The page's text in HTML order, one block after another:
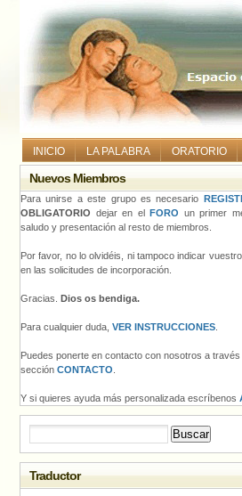
INICIO LA PALABRA ORATORIO
Nuevos Miembros
Para unirse a este grupo es necesario
OBLIGATORIO dejar en el FORO un primer
saludo y presentación al resto de miembros.
Por favor, no lo olvidéis, ni tampoco indicar
en las solicitudes de incorporación.
Gracias. Dios os bendiga.
Para cualquier duda, VER INSTRUCCIONES
Puedes ponerte en contacto con nosotros a través
sección CONTACTO
Y si quieres ayuda más personalizada escríbenos
Traductor